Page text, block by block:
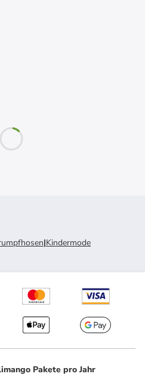
|Kindermode
Pakete pro Jahr